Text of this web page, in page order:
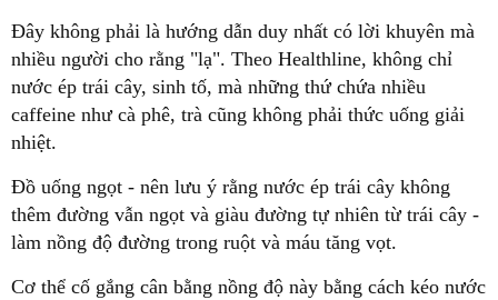
Đây không phải là hướng dẫn duy nhất có lời khuyên mà
nhiều người cho rằng "lạ". Theo Healthline, không chỉ
nước ép trái cây, sinh tố, mà những thứ chứa nhiều
caffeine như cà phê, trà cũng không phải thức uống giải
nhiệt.
Đồ uống ngọt - nên lưu ý rằng nước ép trái cây không
thêm đường vẫn ngọt và giàu đường tự nhiên từ trái cây -
làm nồng độ đường trong ruột và máu tăng vọt.
Cơ thể cố gắng cân bằng nồng độ này bằng cách kéo nước